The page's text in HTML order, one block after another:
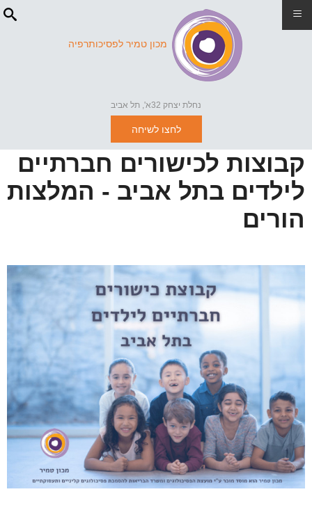
מכון טמיר לפסיכותרפיה
נחלת יצחק 32א', תל אביב
לחצו לשיחה
קבוצות לכישורים חברתיים
לילדים בתל אביב - המלצות
הורים
≡